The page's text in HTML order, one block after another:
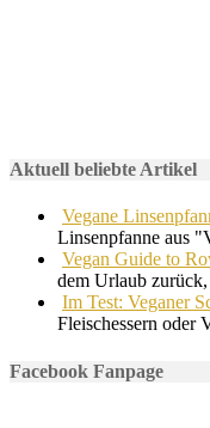
Aktuell beliebte Artikel
Vegane
Linsenpfanne aus
Vegan Guide to
dem Urlaub
Im Test: Veganer
Fleischessern oder
Facebook Fanpage